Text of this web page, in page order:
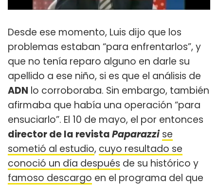
Desde ese momento, Luis dijo que los
problemas estaban “para enfrentarlos”, y
que no tenía reparo alguno en darle su
apellido a ese niño, si es que el análisis de
ADN lo corroboraba. Sin embargo, también
afirmaba que había una operación “para
ensuciarlo”. El 10 de mayo, el por entonces
director de la revistaPaparazzi se
sometió al estudio, cuyo resultado se
conoció un día después de su histórico y
famoso descargo en el programa del que